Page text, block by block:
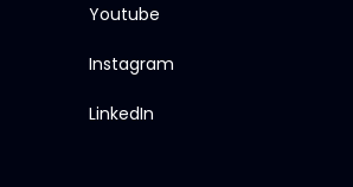
Youtube
Instagram
LinkedIn